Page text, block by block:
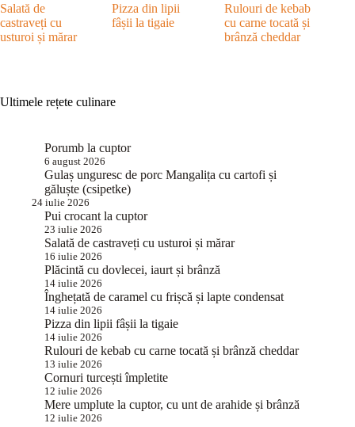
Salată de
castraveți cu
usturoi și mărar
Pizza din lipii
fâșii la tigaie
Rulouri de kebab
cu carne tocată și
brânză cheddar
Ultimele rețete culinare
Porumb la cuptor
6 august 2026
Gulaș unguresc de porc Mangalița cu cartofi și
găluște (csipetke)
24 iulie 2026
Pui crocant la cuptor
23 iulie 2026
Salată de castraveți cu usturoi și mărar
16 iulie 2026
Plăcintă cu dovlecei, iaurt și brânză
14 iulie 2026
Înghețată de caramel cu frișcă și lapte condensat
14 iulie 2026
Pizza din lipii fâșii la tigaie
14 iulie 2026
Rulouri de kebab cu carne tocată și brânză cheddar
13 iulie 2026
Cornuri turcești împletite
12 iulie 2026
Mere umplute la cuptor, cu unt de arahide și brânză
12 iulie 2026